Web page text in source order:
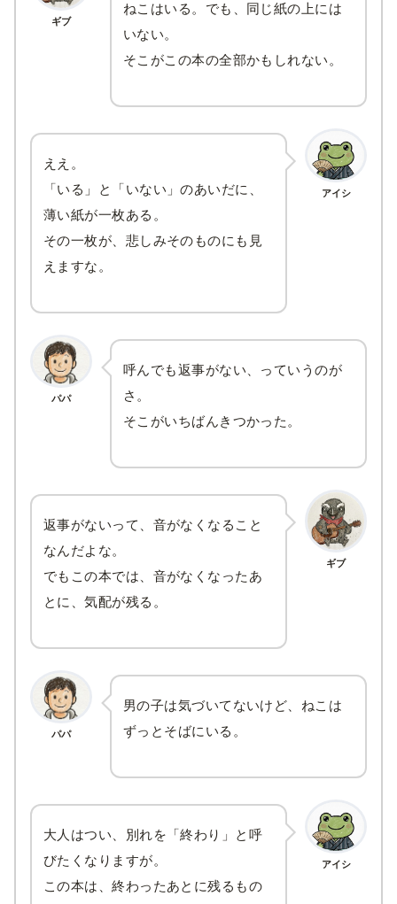
ギブ
ねこはいる。でも、同じ紙の上には
いない。
そこがこの本の全部かもしれない。
アイシ
ええ。
「いる」と「いない」のあいだに、
薄い紙が一枚ある。
その一枚が、悲しみそのものにも見
えますな。
パパ
呼んでも返事がない、っていうのが
さ。
そこがいちばんきつかった。
ギブ
返事がないって、音がなくなること
なんだよな。
でもこの本では、音がなくなったあ
とに、気配が残る。
パパ
男の子は気づいてないけど、ねこは
ずっとそばにいる。
アイシ
大人はつい、別れを「終わり」と呼
びたくなりますが。
この本は、終わったあとに残るもの